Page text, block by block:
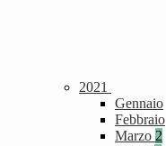
2021
Gennaio
Febbraio
Marzo 2